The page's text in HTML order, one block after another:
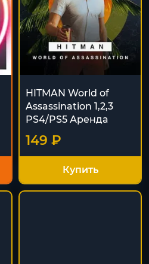
HITMAN World of
Assassination 1,2,3
PS4/PS5 Аренда
149 ₽
Купить